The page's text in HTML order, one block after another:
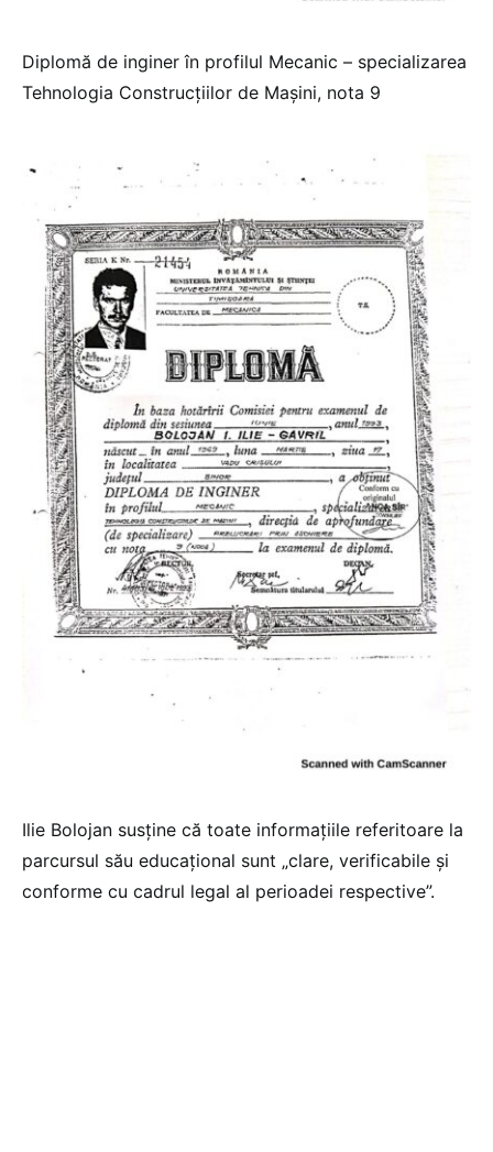
Diplomă de inginer în profilul Mecanic – specializarea
Tehnologia Construcțiilor de Mașini, nota 9
Ilie Bolojan susține că toate informațiile referitoare la
parcursul său educațional sunt „clare, verificabile și
conforme cu cadrul legal al perioadei respective”.